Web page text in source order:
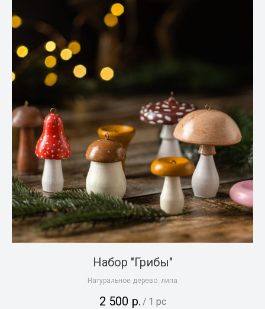
Набор "Грибы"
Натуральное дерево: липа
2 500 р. / 1 pc